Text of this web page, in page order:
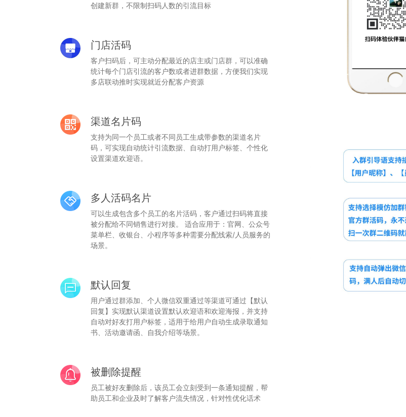
创建新群，不限制扫码人数的引流目标
门店活码
客户扫码后，可主动分配最近的店主或门店群，可以准确
统计每个门店引流的客户数或者进群数据，方便我们实现
多店联动推时实现就近分配客户资源
渠道名片码
支持为同一个员工或者不同员工生成带参数的渠道名片
码，可实现自动统计引流数据、自动打用户标签、个性化
设置渠道欢迎语。
多人活码名片
可以生成包含多个员工的名片活码，客户通过扫码将直接
被分配给不同销售进行对接。 适合应用于：官网、公众号
菜单栏、收银台、小程序等多种需要分配线索/人员服务的
场景。
默认回复
用户通过群添加、个人微信双重通过等渠道可通过【默认
回复】实现默认渠道设置默认欢迎语和欢迎海报，并支持
自动对好友打用户标签，适用于给用户自动生成录取通知
书、活动邀请函、自我介绍等场景。
被删除提醒
员工被好友删除后，该员工会立刻受到一条通知提醒，帮
助员工和企业及时了解客户流失情况，针对性优化话术